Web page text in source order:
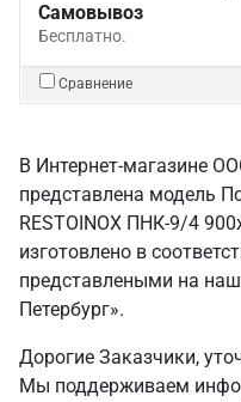
Самовывоз
Бесплатно.
Сравнение
В Интернет-магазине
представлена модель
RESTOINOX ПНК-9/4
изготовлено в
представлеными на
Петербург».
Дорогие Заказчики,
Мы поддерживаем